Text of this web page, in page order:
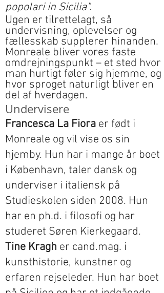
popolari in Sicilia".
Ugen er tilrettelagt, så
undervisning, oplevelser og
fællesskab supplerer hinanden.
Monreale bliver vores faste
omdrejningspunkt – et sted hvor
man hurtigt føler sig hjemme, og
hvor sproget naturligt bliver en
del af hverdagen.
Undervisere
Francesca La Fiora er født i
Monreale og vil vise os sin
hjemby. Hun har i mange år boet
i København, taler dansk og
underviser i italiensk på
Studieskolen siden 2008. Hun
har en ph.d. i filosofi og har
studeret Søren Kierkegaard.
Tine Kragh er cand.mag. i
kunsthistorie, kunstner og
erfaren rejseleder. Hun har boet